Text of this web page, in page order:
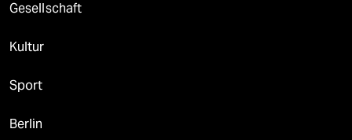
Gesellschaft
Kultur
Sport
Berlin